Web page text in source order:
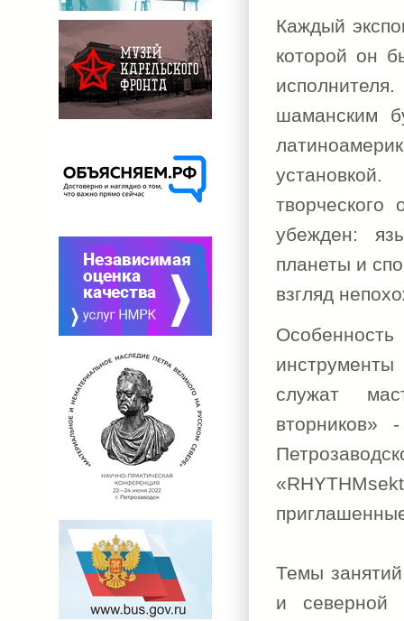
Каждый
которой он
шаманским
убежден:
планеты и
взгляд
служат
вторников»
Темы
и северной